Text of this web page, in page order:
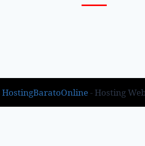
HostingBaratoOnline- Hosting